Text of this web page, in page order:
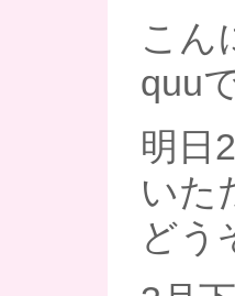
こん
quu
明日
いた
どう